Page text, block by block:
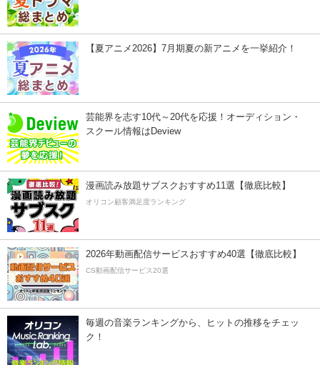
【夏アニメ2026】7月期夏の新アニメを一挙紹介！
芸能界を志す10代～20代を応援！オーディション・
スクール情報はDeview
漫画読み放題サブスクおすすめ11選【徹底比較】
オリコン顧客満足度ランキング
2026年動画配信サービスおすすめ40選【徹底比較】
CS動画配信サービス20選
毎週の音楽ランキングから、ヒットの推移をチェッ
ク！